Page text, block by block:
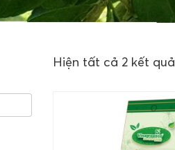
Hiện tất cả 2 kết quả